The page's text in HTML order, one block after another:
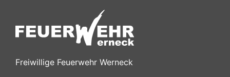
Freiwillige Feuerwehr Werneck